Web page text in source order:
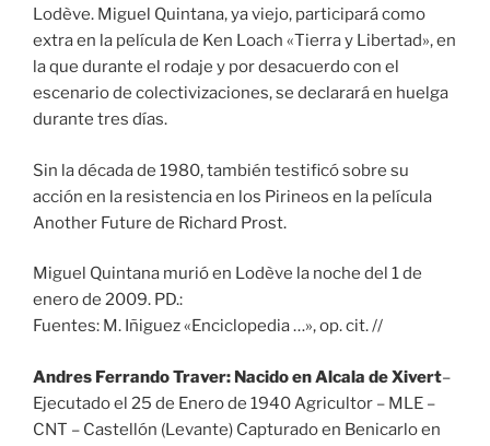
Lodève. Miguel Quintana, ya viejo, participará como
extra en la película de Ken Loach «Tierra y Libertad», en
la que durante el rodaje y por desacuerdo con el
escenario de colectivizaciones, se declarará en huelga
durante tres días.
Sin la década de 1980, también testificó sobre su
acción en la resistencia en los Pirineos en la película
Another Future de Richard Prost.
Miguel Quintana murió en Lodève la noche del 1 de
enero de 2009. PD.:
Fuentes: M. Iñiguez «Enciclopedia …», op. cit. //
Andres Ferrando Traver: Nacido en Alcala de Xivert–
Ejecutado el 25 de Enero de 1940 Agricultor – MLE –
CNT – Castellón (Levante) Capturado en Benicarlo en